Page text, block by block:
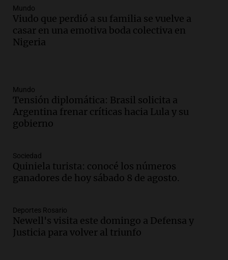
Mundo
Viudo que perdió a su familia se vuelve a
casar en una emotiva boda colectiva en
Nigeria
Mundo
Tensión diplomática: Brasil solicita a
Argentina frenar críticas hacia Lula y su
gobierno
Sociedad
Quiniela turista: conocé los números
ganadores de hoy sábado 8 de agosto.
Deportes Rosario
Newell's visita este domingo a Defensa y
Justicia para volver al triunfo